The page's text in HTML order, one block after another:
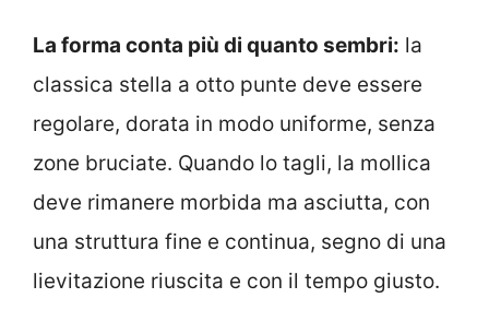
La forma conta più di quanto sembri: la
classica stella a otto punte deve essere
regolare, dorata in modo uniforme, senza
zone bruciate. Quando lo tagli, la mollica
deve rimanere morbida ma asciutta, con
una struttura fine e continua, segno di una
lievitazione riuscita e con il tempo giusto.